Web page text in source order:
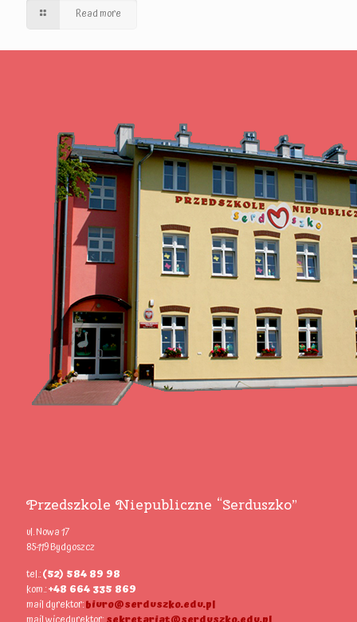
Read more
Przedszkole Niepubliczne “Serduszko”
ul. Nowa 17
85-119 Bydgoszcz
tel.:(52) 584 89 98
kom.:+48 664 335 869
mail dyrektor:biuro@serduszko.edu.pl